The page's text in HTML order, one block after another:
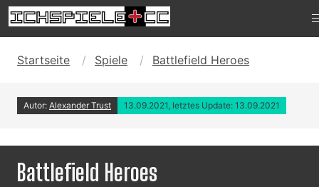
Startseite Spiele Battlefield Heroes
Autor: Alexander Trust 13.09.2021, letztes Update: 13.09.2021
Battlefield Heroes